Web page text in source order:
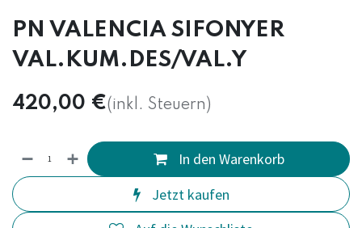
PN VALENCIA SIFONYER
VAL.KUM.DES/VAL.Y
420,00 €(inkl. Steuern)
In den Warenkorb
Jetzt kaufen